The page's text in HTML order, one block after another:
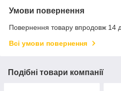
Умови повернення
Повернення товару впродовж 14
Всі умови повернення
Подібні товари компанії